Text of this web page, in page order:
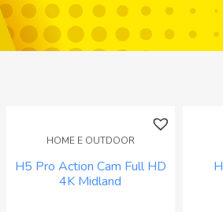
HOME E OUTDOOR
H5 Pro Action Cam Full HD
4K Midland